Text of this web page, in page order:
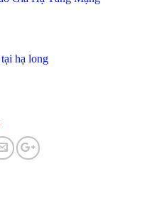
hạ long